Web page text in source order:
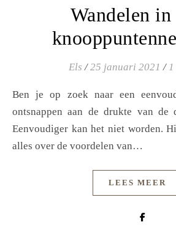
Wandelen in
Els / 25 januari 2021 /
Ben je op zoek naar een eenvoudige manier om te
ontsnappen aan de drukte van de
Eenvoudiger kan het niet worden.
alles over de voordelen van…
LEES MEER